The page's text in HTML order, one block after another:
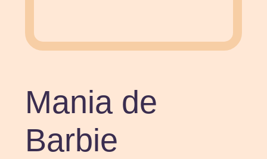
Mania de
Barbie